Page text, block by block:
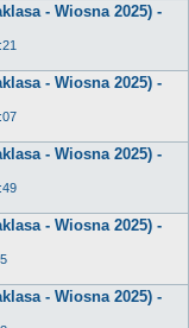
- Wiosna 2025) -
- Wiosna 2025) -
- Wiosna 2025) -
- Wiosna 2025) -
- Wiosna 2025) -